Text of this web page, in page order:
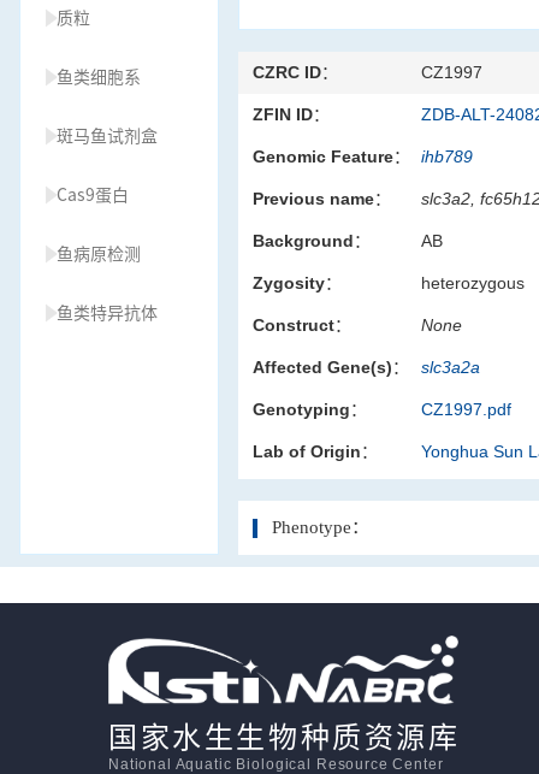
质粒
鱼类细胞系
斑马鱼试剂盒
Cas9蛋白
鱼病原检测
鱼类特异抗体
CZRC ID： CZ1997
ZFIN ID： ZDB-ALT-
Genomic Feature： ihb789
Previous name： slc3a2,
Background： AB
Zygosity： heterozygous
Construct： None
Affected Gene(s)： slc3a2a
Genotyping： CZ1997.pdf
Lab of Origin： Yonghua Sun
Phenotype：
国家水生生物种质资源库
National Aquatic Biological Resource Center